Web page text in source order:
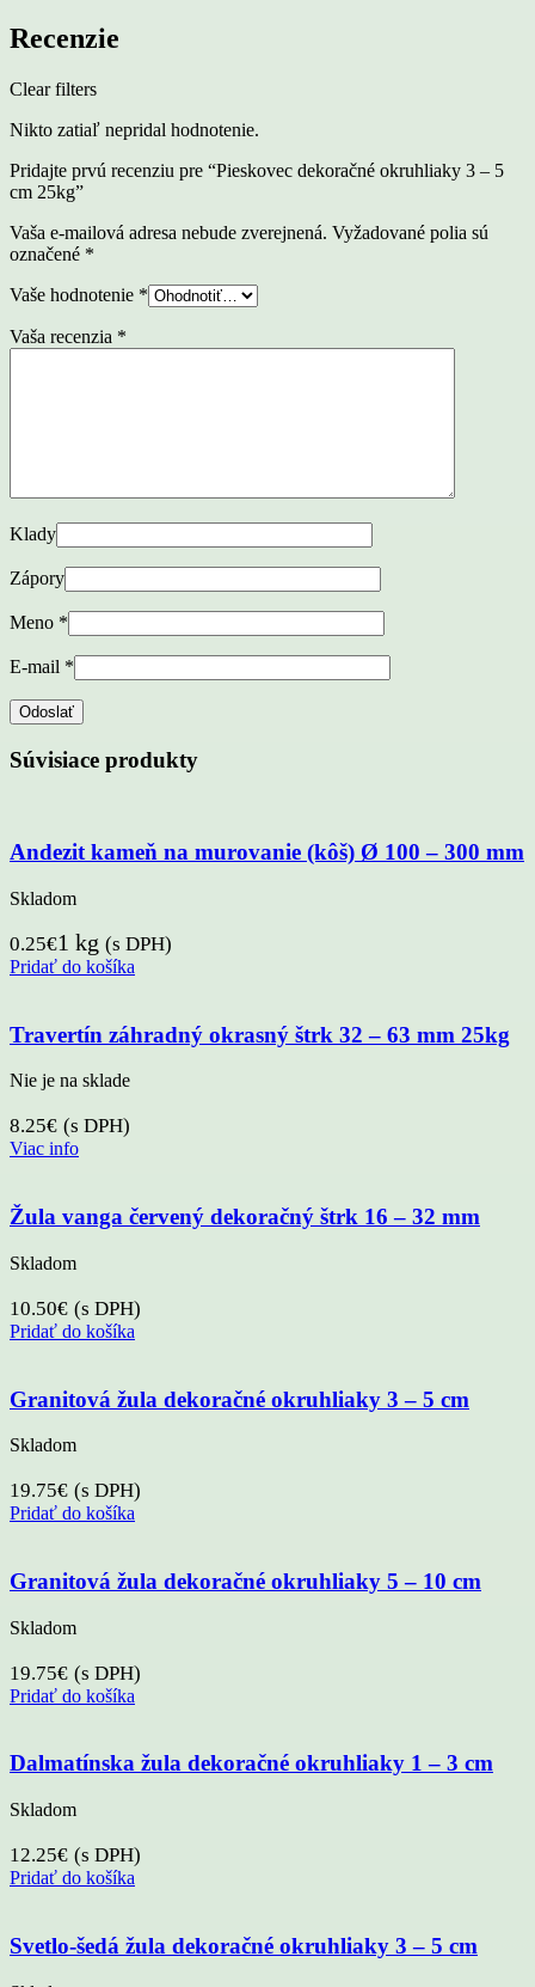
Recenzie
Clear filters
Nikto zatiaľ nepridal hodnotenie.
Pridajte prvú recenziu pre “Pieskovec dekoračné okruhliaky 3 – 5
cm 25kg”
Vaša e-mailová adresa nebude zverejnená. Vyžadované polia sú
označené *
Vaše hodnotenie *
Vaša recenzia *
Klady
Zápory
Meno *
E-mail *
Súvisiace produkty
Andezit kameň na murovanie (kôš) Ø 100 – 300 mm
Skladom
0.25€1 kg (s DPH)
Pridať do košíka
Travertín záhradný okrasný štrk 32 – 63 mm 25kg
Nie je na sklade
8.25€ (s DPH)
Viac info
Žula vanga červený dekoračný štrk 16 – 32 mm
Skladom
10.50€ (s DPH)
Pridať do košíka
Granitová žula dekoračné okruhliaky 3 – 5 cm
Skladom
19.75€ (s DPH)
Pridať do košíka
Granitová žula dekoračné okruhliaky 5 – 10 cm
Skladom
19.75€ (s DPH)
Pridať do košíka
Dalmatínska žula dekoračné okruhliaky 1 – 3 cm
Skladom
12.25€ (s DPH)
Pridať do košíka
Svetlo-šedá žula dekoračné okruhliaky 3 – 5 cm